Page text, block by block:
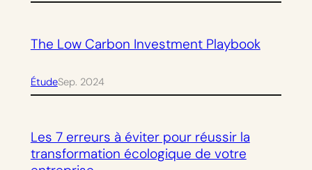
The Low Carbon Investment Playbook
ÉtudeSep. 2024
Les 7 erreurs à éviter pour réussir la
transformation écologique de votre